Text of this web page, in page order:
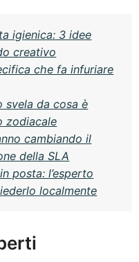
igienica: 3 idee
creativo
che fa infuriare
svela da cosa è
zodiacale
cambiando il
della SLA
posta: l’esperto
localmente